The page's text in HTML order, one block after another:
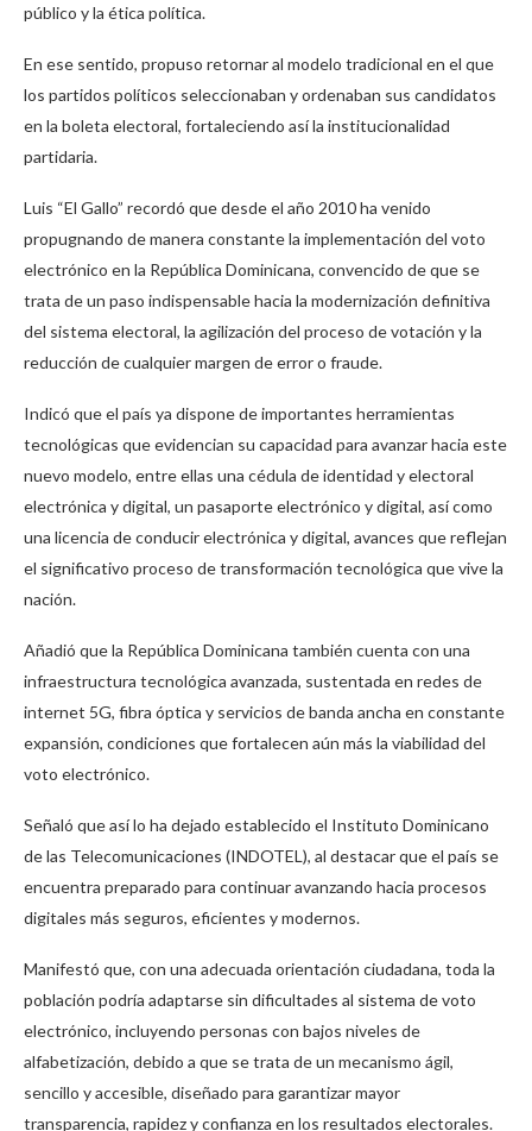
público y la ética política.
En ese sentido, propuso retornar al modelo tradicional en el que
los partidos políticos seleccionaban y ordenaban sus candidatos
en la boleta electoral, fortaleciendo así la institucionalidad
partidaria.
Luis “El Gallo” recordó que desde el año 2010 ha venido
propugnando de manera constante la implementación del voto
electrónico en la República Dominicana, convencido de que se
trata de un paso indispensable hacia la modernización definitiva
del sistema electoral, la agilización del proceso de votación y la
reducción de cualquier margen de error o fraude.
Indicó que el país ya dispone de importantes herramientas
tecnológicas que evidencian su capacidad para avanzar hacia este
nuevo modelo, entre ellas una cédula de identidad y electoral
electrónica y digital, un pasaporte electrónico y digital, así como
una licencia de conducir electrónica y digital, avances que reflejan
el significativo proceso de transformación tecnológica que vive la
nación.
Añadió que la República Dominicana también cuenta con una
infraestructura tecnológica avanzada, sustentada en redes de
internet 5G, fibra óptica y servicios de banda ancha en constante
expansión, condiciones que fortalecen aún más la viabilidad del
voto electrónico.
Señaló que así lo ha dejado establecido el Instituto Dominicano
de las Telecomunicaciones (INDOTEL), al destacar que el país se
encuentra preparado para continuar avanzando hacia procesos
digitales más seguros, eficientes y modernos.
Manifestó que, con una adecuada orientación ciudadana, toda la
población podría adaptarse sin dificultades al sistema de voto
electrónico, incluyendo personas con bajos niveles de
alfabetización, debido a que se trata de un mecanismo ágil,
sencillo y accesible, diseñado para garantizar mayor
transparencia, rapidez y confianza en los resultados electorales.